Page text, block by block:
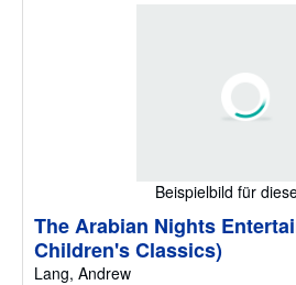
Beispielbild für
The Arabian Nights
Children's Classics)
Lang, Andrew